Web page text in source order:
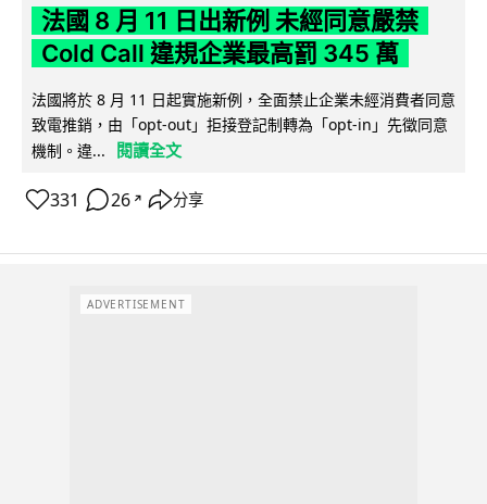
法國 8 月 11 日出新例 未經同意嚴禁
Cold Call 違規企業最高罰 345 萬
法國將於 8 月 11 日起實施新例，全面禁止企業未經消費者同意
致電推銷，由「opt-out」拒接登記制轉為「opt-in」先徵同意
機制。違...
閱讀全文
331 26 ↗ 分享
ADVERTISEMENT